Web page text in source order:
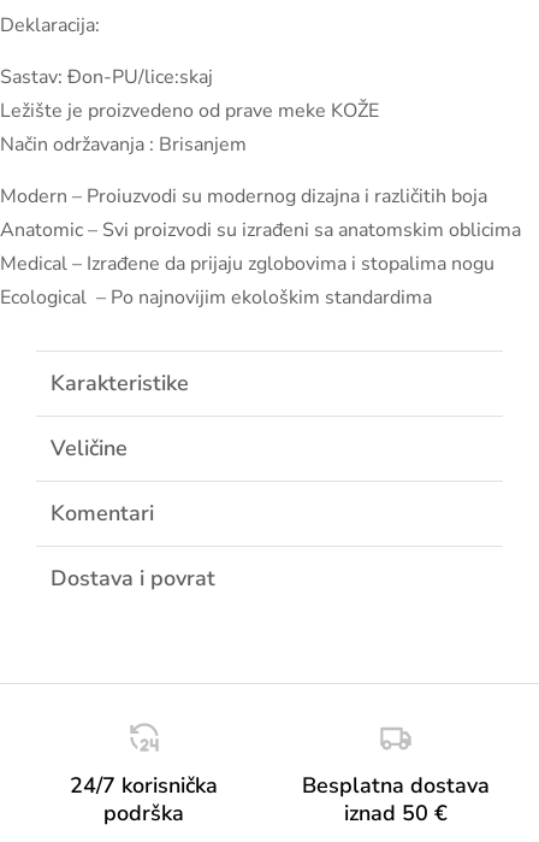
Deklaracija:
Sastav: Đon-PU/lice:skaj
Ležište je proizvedeno od prave meke KOŽE
Način održavanja : Brisanjem
Modern – Proiuzvodi su modernog dizajna i različitih boja
Anatomic – Svi proizvodi su izrađeni sa anatomskim oblicima
Medical – Izrađene da prijaju zglobovima i stopalima nogu
Ecological – Po najnovijim ekološkim standardima
Karakteristike
Veličine
Komentari
Dostava i povrat
24/7 korisnička
podrška
Besplatna dostava
iznad 50 €